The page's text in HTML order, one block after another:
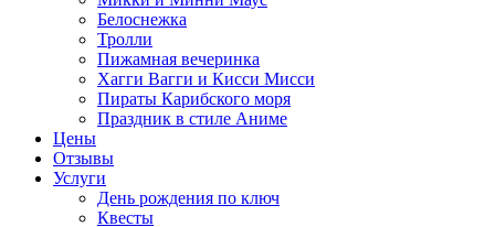
Белоснежка
Тролли
Пижамная вечеринка
Хагги Вагги и Кисси Мисси
Пираты Карибского моря
Праздник в стиле Аниме
Цены
Отзывы
Услуги
День рождения по ключ
Квесты